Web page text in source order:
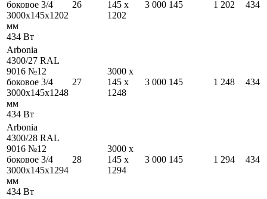
боковое 3/4
3000x145x1202
мм
434 Вт
26 145 x
1202
3 000 145 1 202 434
Arbonia
4300/27 RAL
9016 №12
боковое 3/4
3000x145x1248
мм
434 Вт
27
3000 x
145 x
1248
3 000 145 1 248 434
Arbonia
4300/28 RAL
9016 №12
боковое 3/4
3000x145x1294
мм
434 Вт
28
3000 x
145 x
1294
3 000 145 1 294 434